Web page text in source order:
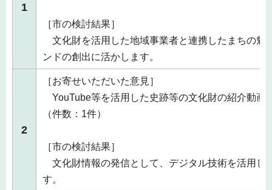
1
［市の検討結果］
文化財を活用した地域事業者と連携したまちの魅
ンドの創出に活かします。
2
［お寄せいただいた意見］
YouTube等を活用した史跡等の文化財の紹介動画
（件数：1件）
［市の検討結果］
文化財情報の発信として、デジタル技術を活用し
す。